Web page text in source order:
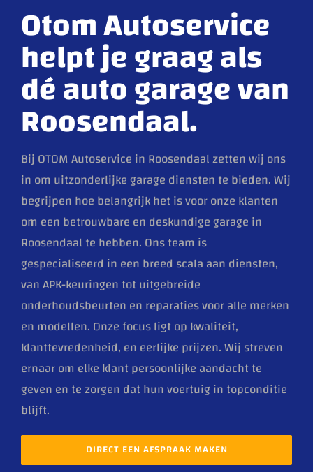
Otom Autoservice
helpt je graag als
dé auto garage van
Roosendaal.
Bij OTOM Autoservice in Roosendaal zetten wij ons
in om uitzonderlijke garage diensten te bieden. Wij
begrijpen hoe belangrijk het is voor onze klanten
om een betrouwbare en deskundige garage in
Roosendaal te hebben. Ons team is
gespecialiseerd in een breed scala aan diensten,
van APK-keuringen tot uitgebreide
onderhoudsbeurten en reparaties voor alle merken
en modellen. Onze focus ligt op kwaliteit,
klanttevredenheid, en eerlijke prijzen. Wij streven
ernaar om elke klant persoonlijke aandacht te
geven en te zorgen dat hun voertuig in topconditie
blijft.
DIRECT EEN AFSPRAAK MAKEN